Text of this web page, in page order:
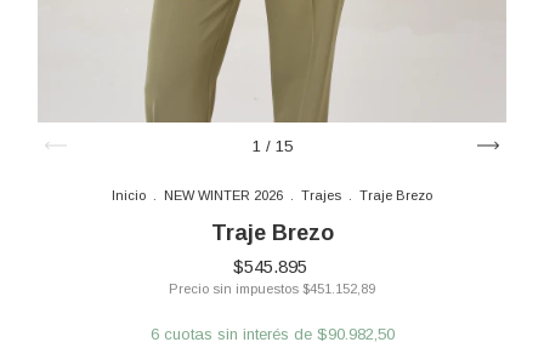
1 / 15
Inicio NEW WINTER 2026 Trajes Traje Brezo
Traje Brezo
$545.895
Precio sin impuestos $451.152,89
6 cuotas sin interés de $90.982,50